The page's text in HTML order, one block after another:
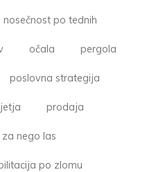
nosečnost po tednih
očala pergola
poslovna strategija
prodaja
nego las
po zlomu